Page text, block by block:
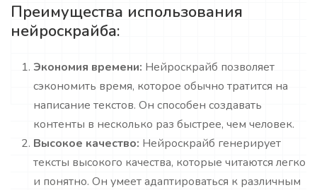
Преимущества использования
нейроскрайба:
Экономия времени: Нейроскрайб позволяет
сэкономить время, которое обычно тратится на
написание текстов. Он способен создавать
контенты в несколько раз быстрее, чем человек.
Высокое качество: Нейроскрайб генерирует
тексты высокого качества, которые читаются легко
и понятно. Он умеет адаптироваться к различным